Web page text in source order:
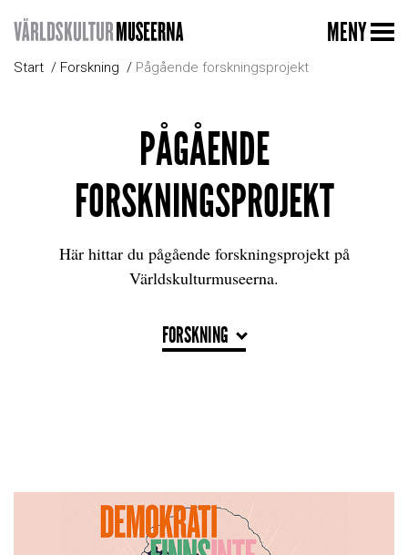
MENY
Start Forskning Pågående forskningsprojekt
PÅGÅENDE
FORSKNINGSPROJEKT
Här hittar du pågående forskningsprojekt på
Världskulturmuseerna.
FORSKNING